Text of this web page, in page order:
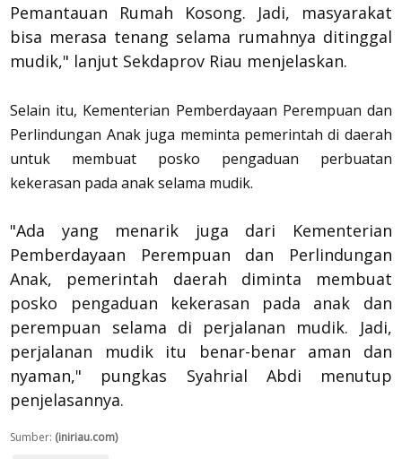
Pemantauan Rumah Kosong. Jadi, masyarakat
bisa merasa tenang selama rumahnya ditinggal
mudik," lanjut Sekdaprov Riau menjelaskan.
Selain itu, Kementerian Pemberdayaan Perempuan dan
Perlindungan Anak juga meminta pemerintah di daerah
untuk membuat posko pengaduan perbuatan
kekerasan pada anak selama mudik.
"Ada yang menarik juga dari Kementerian
Pemberdayaan Perempuan dan Perlindungan
Anak, pemerintah daerah diminta membuat
posko pengaduan kekerasan pada anak dan
perempuan selama di perjalanan mudik. Jadi,
perjalanan mudik itu benar-benar aman dan
nyaman," pungkas Syahrial Abdi menutup
penjelasannya.
Sumber: (iniriau.com)